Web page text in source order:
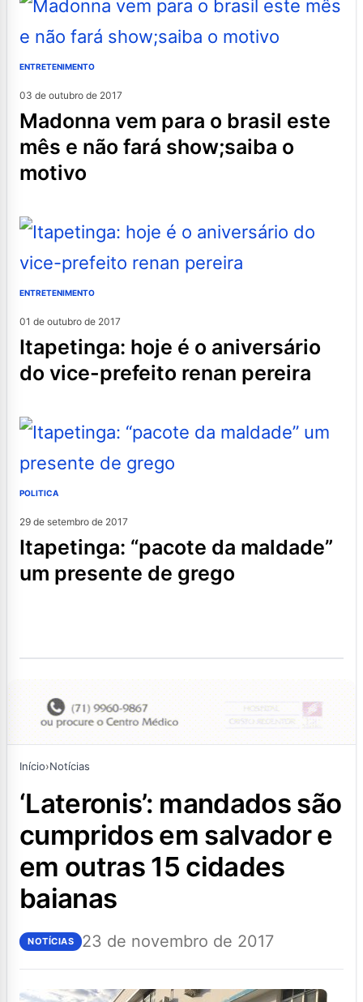
ENTRETENIMENTO
03 de outubro de 2017
madonna vem para o brasil este
mês e não fará show;saiba o
motivo
ENTRETENIMENTO
01 de outubro de 2017
itapetinga: hoje é o aniversário
do vice-prefeito renan pereira
POLITICA
29 de setembro de 2017
itapetinga: “pacote da maldade”
um presente de grego
Início›Notícias
‘lateronis’: mandados são
cumpridos em salvador e
em outras 15 cidades
baianas
NOTÍCIAS 23 de novembro de 2017